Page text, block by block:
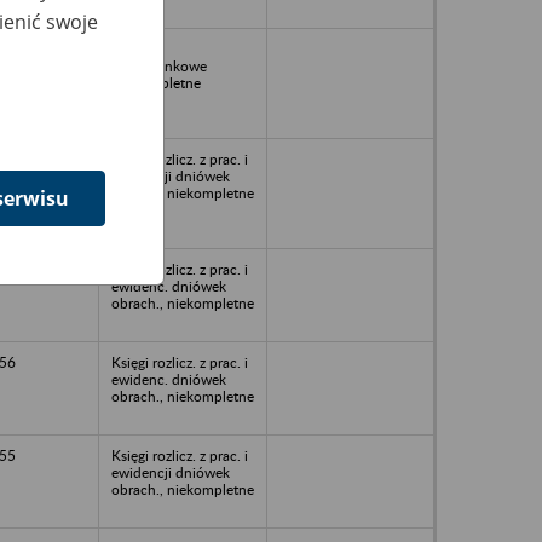
obrachunkowe
Niekompletne
Księgi rozlicz. z prac. i
ewidencji dniówek
obrach., niekompletne
Księgi rozlicz. z prac. i
ewidenc. dniówek
obrach., niekompletne
Księgi rozlicz. z prac. i
ewidenc. dniówek
obrach., niekompletne
Księgi rozlicz. z prac. i
ewidencji dniówek
obrach., niekompletne
swoje